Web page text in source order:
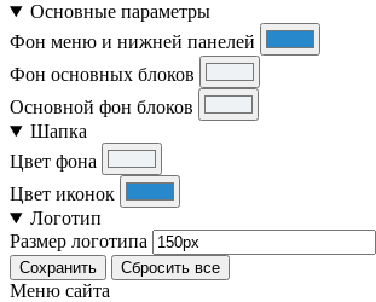
Основные параметры
Фон меню и нижней панелей
Фон основных блоков
Основной фон блоков
Шапка
Цвет фона
Цвет иконок
Логотип
Размер логотипа
Сохранить Сбросить все
Меню сайта